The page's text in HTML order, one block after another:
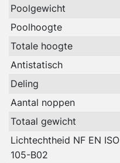
Poolgewicht
Poolhoogte
Totale hoogte
Antistatisch
Deling
Aantal noppen
Totaal gewicht
Lichtechtheid NF EN ISO
105-B02